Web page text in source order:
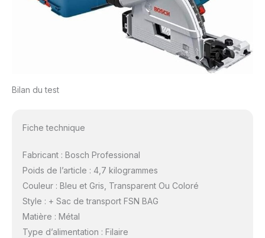
Bilan du test
Fiche technique
Fabricant : Bosch Professional
Poids de l’article : 4,7 kilogrammes
Couleur : Bleu et Gris, Transparent Ou Coloré
Style : + Sac de transport FSN BAG
Matière : Métal
Type d’alimentation : Filaire